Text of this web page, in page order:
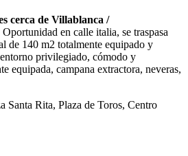
cerca de Villablanca /
Oportunidad en calle italia, se traspasa
de 140 m2 totalmente equipado y
privilegiado, cómodo y
equipada, campana extractora, neveras,